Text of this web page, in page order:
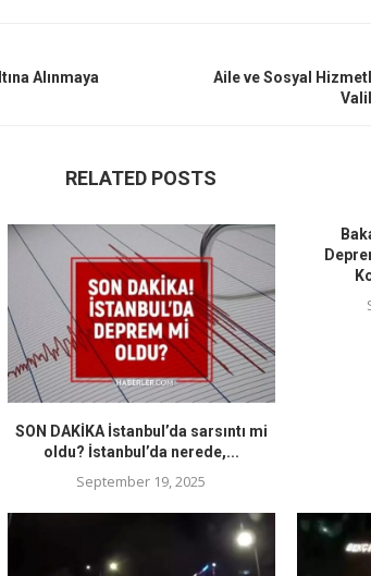
Alınmaya
Aile ve Sosyal
RELATED POSTS
SON DAKİKA İstanbul’da sarsıntı mi
oldu? İstanbul’da nerede,...
September 19, 2025